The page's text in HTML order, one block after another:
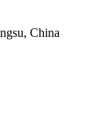
China